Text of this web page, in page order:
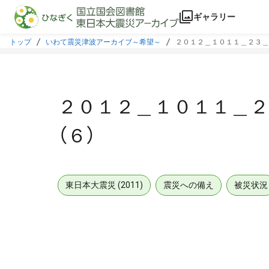
本文に飛ぶ
ギャラリー
トップ いわて震災津波アーカイブ～希望～ ２０１２＿１０１１＿２３
２０１２＿１０１１
（６）
東日本大震災 (2011) 震災への備え 被災状況